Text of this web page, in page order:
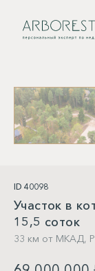
ID 40098
Участок в
15,5 соток
33 км от МКАД,